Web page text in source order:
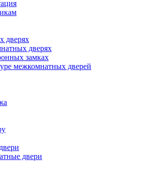
дверях
дверях
замках
межкомнатных дверей
двери